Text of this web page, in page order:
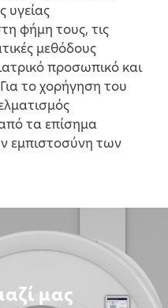
υγείας
φήμη τους, τις
μεθόδους
προσωπικό και
το χορήγηση του
τα επίσημα
εμπιστοσύνη των
μας